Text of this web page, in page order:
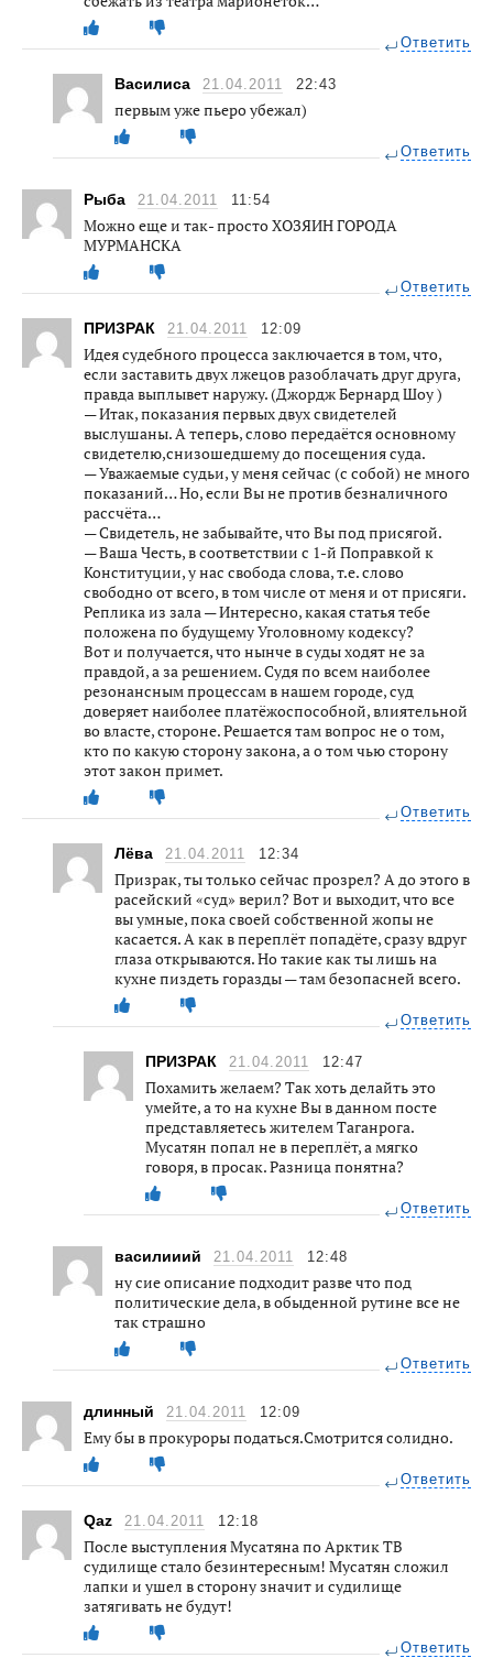
Ответить
Василиса 21.04.2011 22:43
первым уже пьеро убежал)
Ответить
Рыба 21.04.2011 11:54
Можно еще и так- просто ХОЗЯИН ГОРОДА
МУРМАНСКА
Ответить
ПРИЗРАК 21.04.2011 12:09
Идея судебного процесса заключается в том, что,
если заставить двух лжецов разоблачать друг друга,
правда выплывет наружу. (Джордж Бернард Шоу )
— Итак, показания первых двух свидетелей
выслушаны. А теперь, слово передаётся основному
свидетелю,снизошедшему до посещения суда.
— Уважаемые судьи, у меня сейчас (с собой) не много
показаний… Но, если Вы не против безналичного
рассчёта…
— Свидетель, не забывайте, что Вы под присягой.
— Ваша Честь, в соответствии с 1-й Поправкой к
Конституции, у нас свобода слова, т.е. слово
свободно от всего, в том числе от меня и от присяги.
Реплика из зала — Интересно, какая статья тебе
положена по будущему Уголовному кодексу?
Вот и получается, что нынче в суды ходят не за
правдой, а за решением. Судя по всем наиболее
резонансным процессам в нашем городе, суд
доверяет наиболее платёжоспособной, влиятельной
во власте, стороне. Решается там вопрос не о том,
кто по какую сторону закона, а о том чью сторону
этот закон примет.
Ответить
Лёва 21.04.2011 12:34
Призрак, ты только сейчас прозрел? А до этого в
расейский «суд» верил? Вот и выходит, что все
вы умные, пока своей собственной жопы не
касается. А как в переплёт попадёте, сразу вдруг
глаза открываются. Но такие как ты лишь на
кухне пиздеть горазды — там безопасней всего.
Ответить
ПРИЗРАК 21.04.2011 12:47
Похамить желаем? Так хоть делайть это
умейте, а то на кухне Вы в данном посте
представляетесь жителем Таганрога.
Мусатян попал не в переплёт, а мягко
говоря, в просак. Разница понятна?
Ответить
василииий 21.04.2011 12:48
ну сие описание подходит разве что под
политические дела, в обыденной рутине все не
так страшно
Ответить
длинный 21.04.2011 12:09
Ему бы в прокуроры податься.Смотрится солидно.
Ответить
Qaz 21.04.2011 12:18
После выступления Мусатяна по Арктик ТВ
судилище стало безинтересным! Мусатян сложил
лапки и ушел в сторону значит и судилище
затягивать не будут!
Ответить